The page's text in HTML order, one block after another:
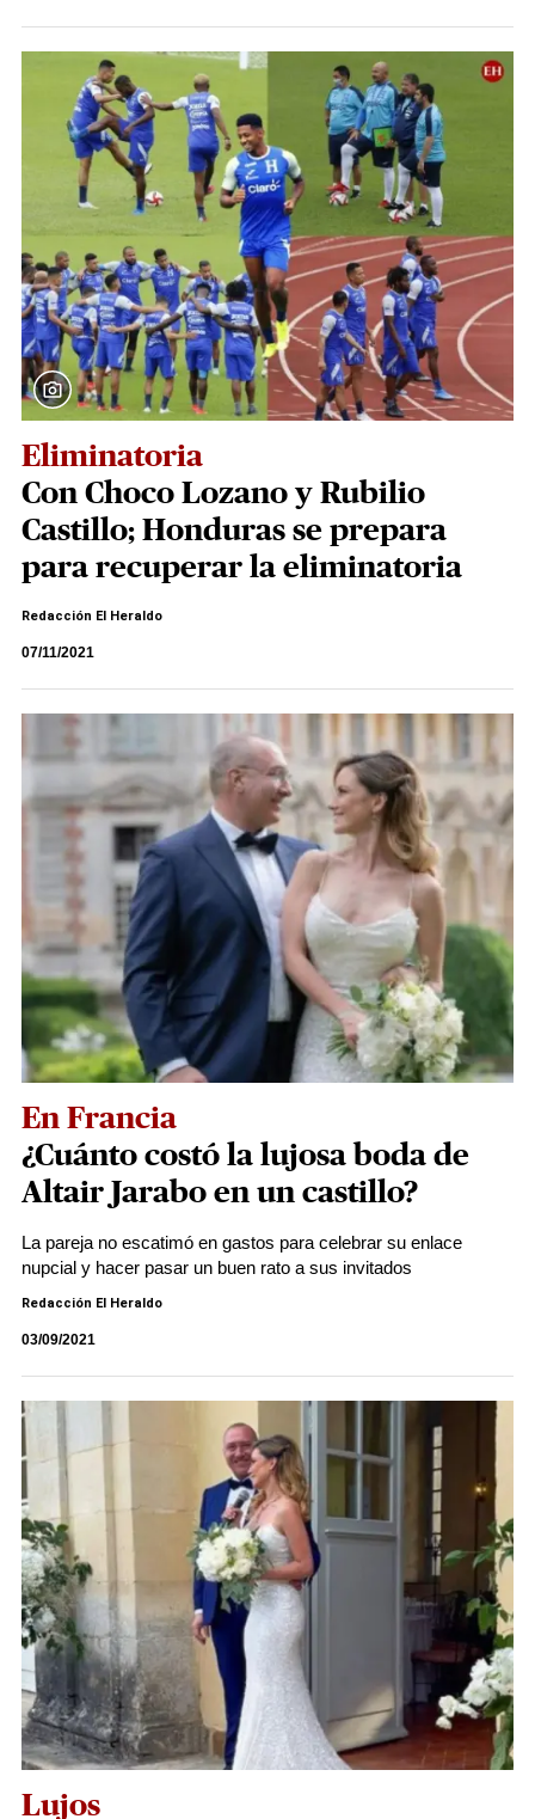
Eliminatoria
Con Choco Lozano y Rubilio
Castillo; Honduras se prepara
para recuperar la eliminatoria
Redacción El Heraldo
07/11/2021
En Francia
¿Cuánto costó la lujosa boda de
Altair Jarabo en un castillo?
La pareja no escatimó en gastos para celebrar su enlace
nupcial y hacer pasar un buen rato a sus invitados
Redacción El Heraldo
03/09/2021
Lujos